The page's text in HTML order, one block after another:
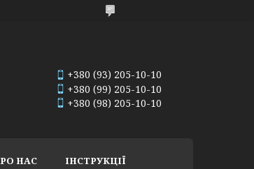
+380 (93) 205-10-10
+380 (99) 205-10-10
+380 (98) 205-10-10
НАС ІНСТРУКЦІЇ